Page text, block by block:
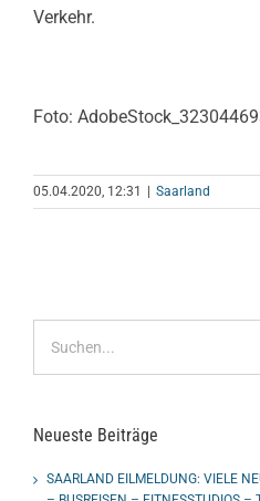
Verkehr.
Foto:
05.04.2020, 12:31 Saarland
nach:
Neueste Beiträge
SAARLAND EILMELDUNG: VIELE